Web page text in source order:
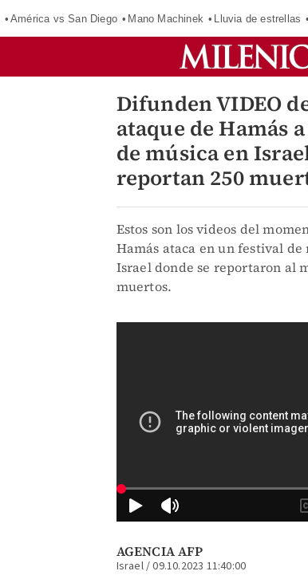
América vs San Diego Mano Machinek Lluvia de estrellas
Difunden VIDEO
ataque de Hamás
de música en
reportan 250
Estos son los videos del
Hamás ataca en un festival de
Israel donde se reportaron al
muertos.
AGENCIA AFP
Israel/09.10.2023 11:40:00